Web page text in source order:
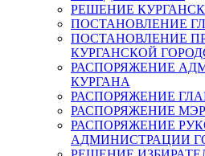
РЕШЕНИЕ
ПОСТАНОВЛЕНИЕ
ПОСТАНОВЛЕНИЕ
КУРГАНСКОЙ
РАСПОРЯЖЕНИЕ
КУРГАНА
РАСПОРЯЖЕНИЕ
РАСПОРЯЖЕНИЕ
РАСПОРЯЖЕНИЕ
АДМИНИСТРАЦИИ